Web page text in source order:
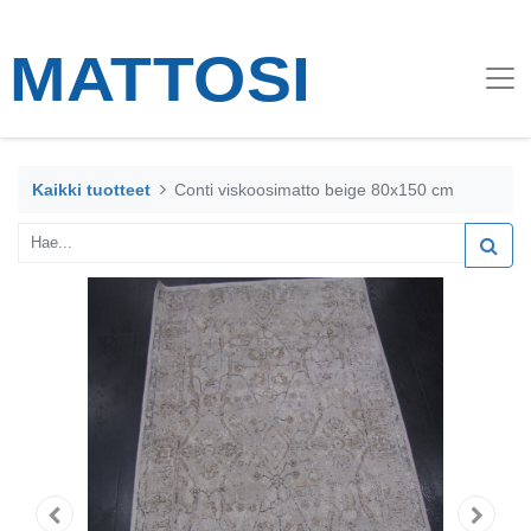
Kaikki tuotteet Conti viskoosimatto beige 80x150 cm